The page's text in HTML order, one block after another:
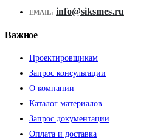
EMAIL: info@siksmes.ru
Важное
Проектировщикам
Запрос консультации
О компании
Каталог материалов
Запрос документации
Оплата и доставка